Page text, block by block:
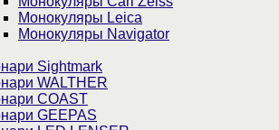
Монокуляры Leica
Монокуляры Navigator
Sightmark
WALTHER
COAST
GEEPAS